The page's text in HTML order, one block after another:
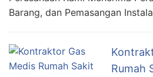
Barang, dan Pemasangan
Rumah